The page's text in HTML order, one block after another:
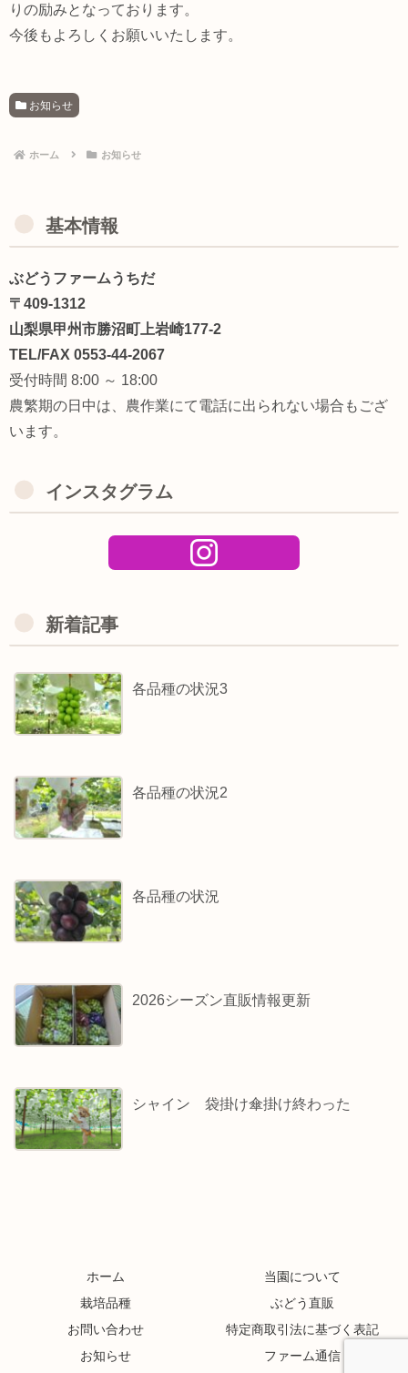
りの励みとなっております。
今後もよろしくお願いいたします。
お知らせ
ホーム お知らせ
基本情報
ぶどうファームうちだ
〒409-1312
山梨県甲州市勝沼町上岩崎177-2
TEL/FAX 0553-44-2067
受付時間 8:00 ～ 18:00
農繁期の日中は、農作業にて電話に出られない場合もござ
います。
インスタグラム
新着記事
各品種の状況3
各品種の状況2
各品種の状況
2026シーズン直販情報更新
シャイン 袋掛け傘掛け終わった
ホーム
当園について
栽培品種
ぶどう直販
お問い合わせ
特定商取引法に基づく表記
お知らせ
ファーム通信